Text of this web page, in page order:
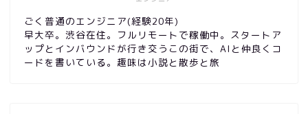
ごく普通のエンジニア(経験20年)
早大卒。渋谷在住。フルリモートで稼働中。スタートア
ップとインバウンドが行き交うこの街で、AIと仲良くコ
ードを書いている。趣味は小説と散歩と旅